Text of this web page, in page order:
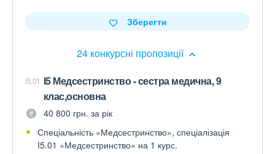
24 конкурсні пропозиції
Зберегти
I5.01 І5 Медсестринство - сестра медична, 9
клас,основна
40 800 грн. за рік
Спеціальність «Медсестринство», спеціалізація
I5.01 «Медсестринство» на 1 курс.